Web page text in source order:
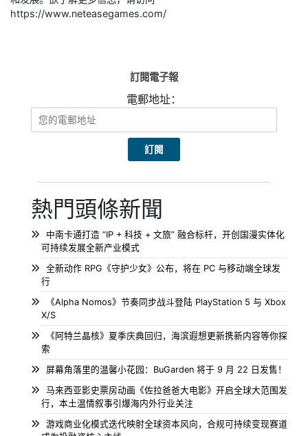
https://www.neteasegames.com/
訂閱電子報
電郵地址：
熱門頭條新聞
中南卡通打造 “IP + 科技 + 文旅” 融合标杆，开创国漫实体化
可持续发展全新产业模式
全新动作 RPG《守护少女》公布，将在 PC 与移动端全球发
行
《Alpha Nomos》节奏同步战斗登陆 PlayStation 5 与 Xbox
X/S
《阿特兰晶核》夏季庆典回归，海滨遐想更新携新内容等你探
索
屏幕角落里的温馨小花园：BuGarden 将于 9 月 22 日发售！
马来西亚影史票房动画《佐拉爸爸大电影》开启全球大范围发
行，本土温情叙事引爆海内外行业关注
游戏商业化模式迭代映射全球资本风向，合规可持续变现赛道